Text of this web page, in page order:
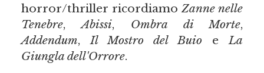
horror/thriller ricordiamoZanne nelle
Tenebre,Abissi, Ombra di Morte,
Addendum, Il Mostro del Buio e La
Giungla dell'Orrore.